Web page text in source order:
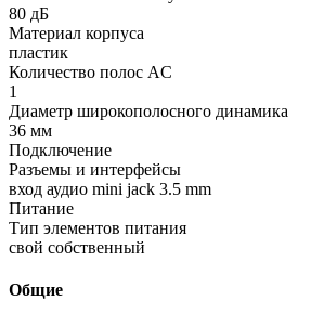
80 дБ
Материал корпуса
пластик
Количество полос AC
1
Диаметр широкополосного динамика
36 мм
Подключение
Разъемы и интерфейсы
вход аудио mini jack 3.5 mm
Питание
Тип элементов питания
свой собственный
Общие